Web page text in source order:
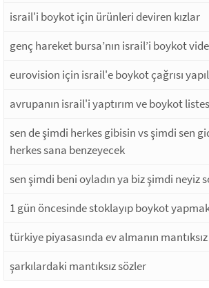
israil'i boykot için ürünleri deviren kızlar
genç hareket bursa’nın israil’i boykot
eurovision için israil'e boykot çağrısı
avrupanın israil'i yaptırım ve boykot
sen de şimdi herkes gibisin vs şimdi sen
herkes sana benzeyecek
sen şimdi beni oyladın ya biz şimdi neyiz
1 gün öncesinde stoklayıp boykot
türkiye piyasasında ev almanın
şarkılardaki mantıksız sözler